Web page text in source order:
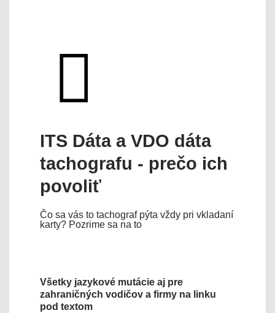
ITS Dáta a VDO dáta
tachografu - prečo ich
povoliť
Čo sa vás to tachograf pýta vždy pri vkladaní
karty? Pozrime sa na to
Všetky jazykové mutácie aj pre
zahraničných vodičov a firmy na linku
pod textom